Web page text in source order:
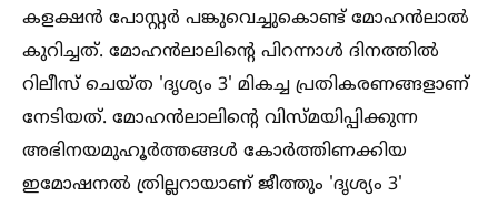
കളക്ഷൻ പോസ്റ്റർ പങ്കുവെച്ചുകൊണ്ട് മോഹൻലാല്‍
കുറിച്ചത്. മോഹൻലാലിന്റെ പിറന്നാള്‍ ദിനത്തില്‍
റിലീസ് ചെയ്ത 'ദൃശ്യം 3' മികച്ച പ്രതികരണങ്ങളാണ്
നേടിയത്. മോഹൻലാലിന്റെ വിസ്മയിപ്പിക്കുന്ന
അഭിനയമുഹൂർത്തങ്ങള്‍ കോർത്തിണക്കിയ
ഇമോഷനല്‍ ത്രില്ലറായാണ് ജീത്തും 'ദൃശ്യം 3'